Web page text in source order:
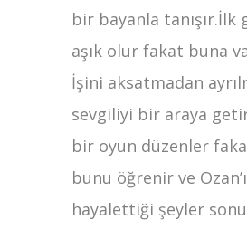
bir bayanla tanışır.İlk
aşık olur fakat buna
İşini aksatmadan
sevgiliyi bir araya
bir oyun düzenler
bunu öğrenir ve
hayalettiği şeyler